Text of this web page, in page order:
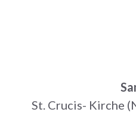
St. Crucis- Kirche